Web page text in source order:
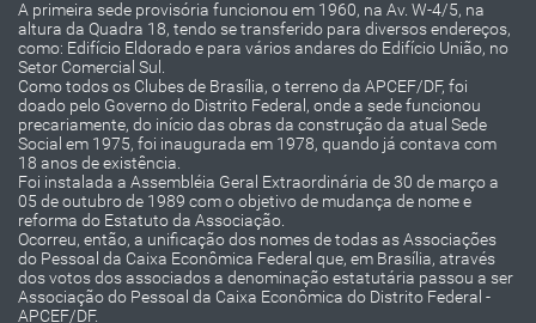
A primeira sede provisória funcionou em 1960, na Av. W-4/5, na
altura da Quadra 18, tendo se transferido para diversos endereços,
como: Edifício Eldorado e para vários andares do Edifício União, no
Setor Comercial Sul.
Como todos os Clubes de Brasília, o terreno da APCEF/DF, foi
doado pelo Governo do Distrito Federal, onde a sede funcionou
precariamente, do início das obras da construção da atual Sede
Social em 1975, foi inaugurada em 1978, quando já contava com
18 anos de existência.
Foi instalada a Assembléia Geral Extraordinária de 30 de março a
05 de outubro de 1989 com o objetivo de mudança de nome e
reforma do Estatuto da Associação.
Ocorreu, então, a unificação dos nomes de todas as Associações
do Pessoal da Caixa Econômica Federal que, em Brasília, através
dos votos dos associados a denominação estatutária passou a ser
Associação do Pessoal da Caixa Econômica do Distrito Federal -
APCEF/DF.